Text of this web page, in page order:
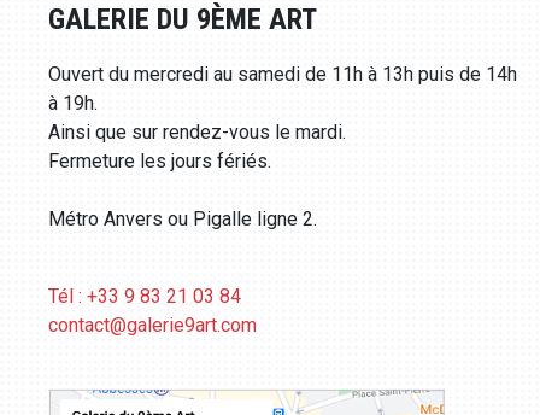
GALERIE DU 9ÈME ART
Ouvert du mercredi au samedi de 11h à 13h puis de 14h
à 19h.
Ainsi que sur rendez-vous le mardi.
Fermeture les jours fériés.
Métro Anvers ou Pigalle ligne 2.
Tél : +33 9 83 21 03 84
contact@galerie9art.com